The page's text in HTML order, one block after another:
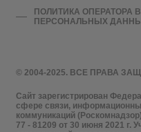
© 2004-2025. ВСЕ ПРАВА
Сайт зарегистрирован
сфере связи,
коммуникаций
77 - 81209 от 30 июня 2021 г.
ПОЛИТИКА ОПЕРАТОРА
ПЕРСОНАЛЬНЫХ